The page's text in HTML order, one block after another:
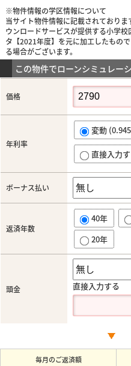
※物件情報の学区情報について
当サイト物件情報に記載されており
ウンロードサービスが提供する小学
タ【2021年度】を元に加工したもの
る場合がございます。
この物件でローンシミュレー
価格
年利率
変動
直接入力
ボーナス払い
返済年数
40年
20年
頭金
直接入力する
毎月のご返済額